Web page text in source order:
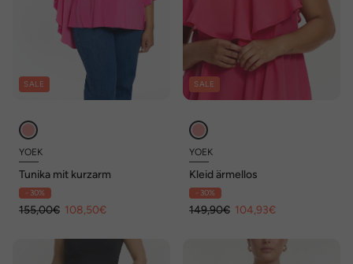
SALE
YOEK
Tunika mit kurzarm
- 30%
155,00€ 108,50€
SALE
YOEK
Kleid ärmellos
- 30%
149,90€ 104,93€